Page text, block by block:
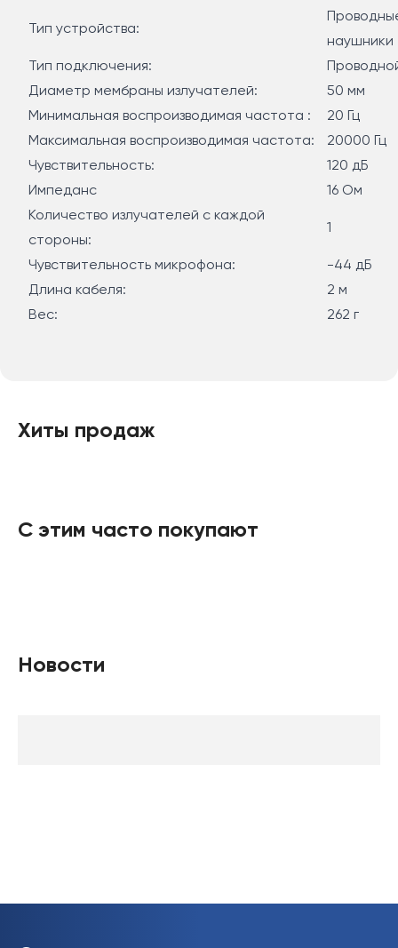
звуковой схемой 2.0 могут обеспечить насыщенное и
помощи классического USB-кабеля, оснащенного
Тип устройства:
наушники
Тип подключения:
Диаметр мембраны излучателей:
50 мм
Минимальная воспроизводимая частота :
20 Гц
Максимальная воспроизводимая частота:
20000 Гц
Чувствительность:
120 дБ
Импеданс
16 Ом
Количество излучателей с каждой
стороны:
1
Чувствительность микрофона:
-44 дБ
Длина кабеля:
2 м
Вес:
262 г
Хиты продаж
С этим часто покупают
Новости